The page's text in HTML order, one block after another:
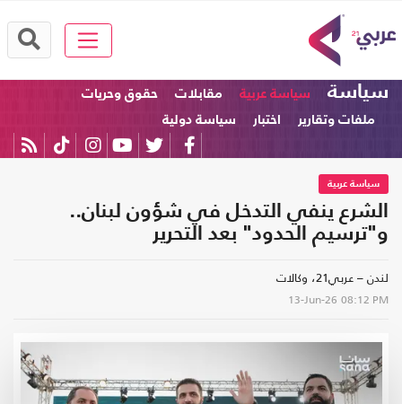
سياسة سياسة عربية مقابلات
حقوق وحريات
ملفات وتقارير
اختبار سياسة دولية
سياسة عربية
الشرع ينفي التدخل في شؤون لبنان..
و"ترسيم الحدود" بعد التحرير
لندن – عربي21، وكالات
13-Jun-26 08:12 PM